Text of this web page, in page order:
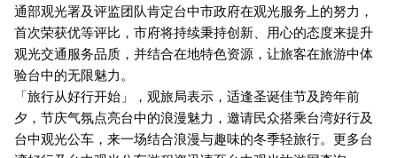
通部观光署及评监团队肯定台中市政府在观光服务上的努力，
首次荣获优等评比，市府将持续秉持创新、用心的态度来提升
观光交通服务品质，并结合在地特色资源，让旅客在旅游中体
验台中的无限魅力。
「旅行从好行开始」，观旅局表示，适逢圣诞佳节及跨年前
夕，节庆气氛点亮台中的浪漫魅力，邀请民众搭乘台湾好行及
台中观光公车，来一场结合浪漫与趣味的冬季轻旅行。更多台